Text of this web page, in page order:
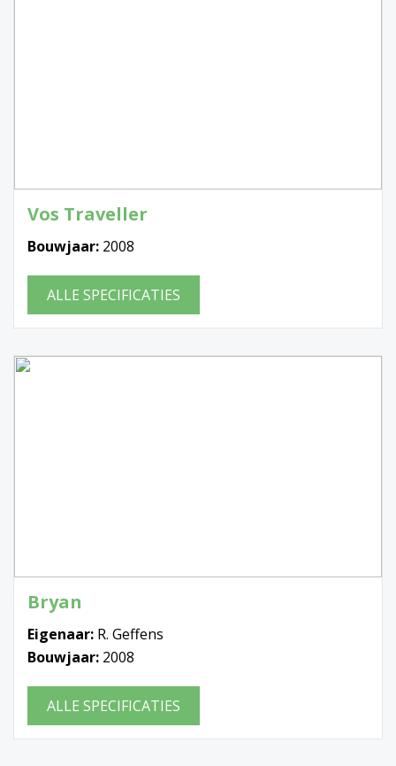
Vos Traveller
Bouwjaar: 2008
ALLE SPECIFICATIES
Bryan
Eigenaar: R. Geffens
Bouwjaar: 2008
ALLE SPECIFICATIES